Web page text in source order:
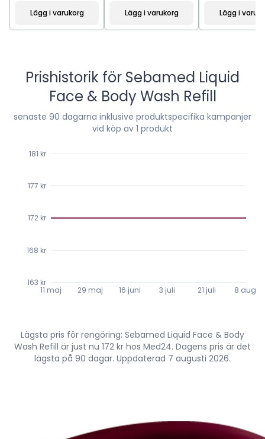
Lägg i varukorg Lägg i varukorg Lägg i
Prishistorik för Sebamed Liquid
Face & Body Wash Refill
senaste 90 dagarna inklusive produktspecifika kampanjer
vid köp av 1 produkt
11 maj 29 maj 16 juni 3 juli 21 juli 8 aug.
163 kr
168 kr
172 kr
177 kr
181 kr
Lägsta pris för rengöring: Sebamed Liquid Face & Body
Wash Refill är just nu 172 kr hos Med24. Dagens pris är det
lägsta på 90 dagar. Uppdaterad 7 augusti 2026.